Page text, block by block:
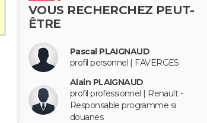
VOUS RECHERCHEZ PEUT-
ÊTRE
Pascal PLAIGNAUD
profil personnel | FAVERGES
Alain PLAIGNAUD
profil professionnel | Renault -
Responsable programme si
douanes